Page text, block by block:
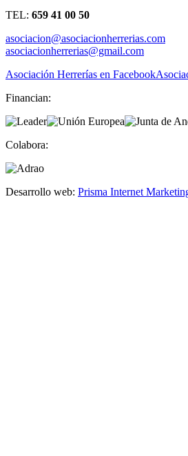
TEL: 659 41 00 50
asociacion@asociacionherrerias.com
asociacionherrerias@gmail.com
Asociación Herrerías en Facebook
Financian:
Colabora:
Desarrollo web: Prisma Internet